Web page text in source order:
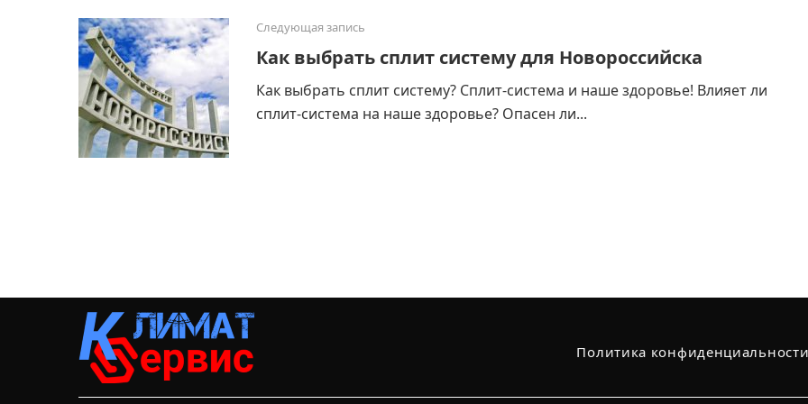
Следующая запись
Как выбрать сплит систему для Новороссийска
Как выбрать сплит систему? Сплит-система и наше здоровье! Влияет ли
сплит-система на наше здоровье? Опасен ли...
Политика